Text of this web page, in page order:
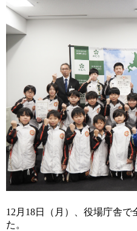
12月18日（月）、役場庁舎
た。